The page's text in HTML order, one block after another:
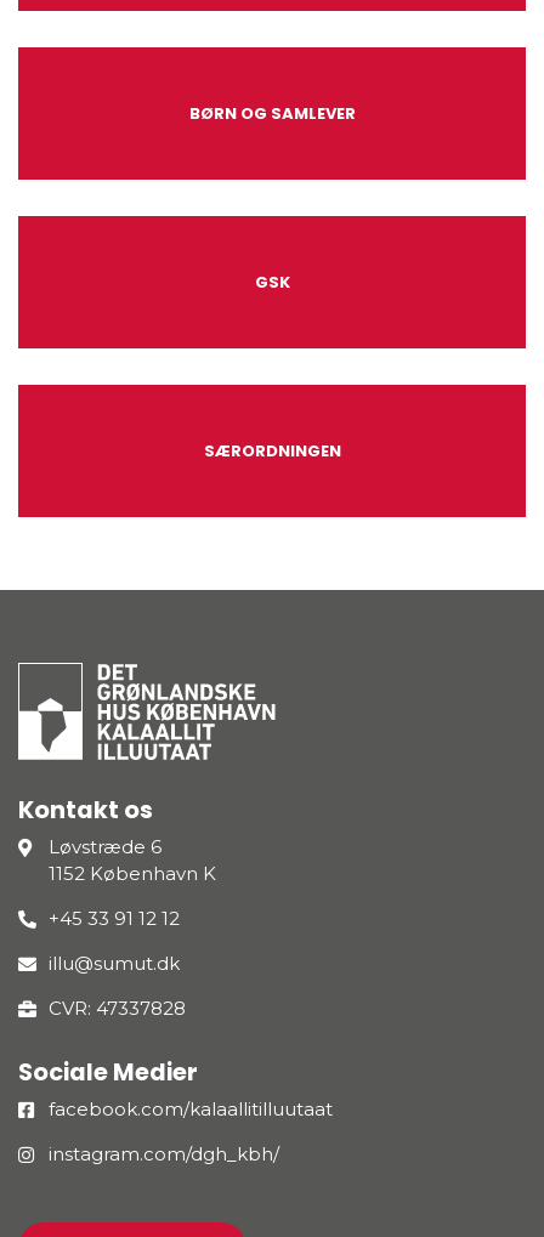
BØRN OG SAMLEVER
GSK
SÆRORDNINGEN
Kontakt os
Løvstræde 6
1152 København K
+45 33 91 12 12
illu@sumut.dk
CVR: 47337828
Sociale Medier
facebook.com/kalaallitilluutaat
instagram.com/dgh_kbh/